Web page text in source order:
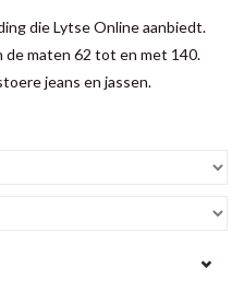
die Lytse Online aanbiedt.
de maten 62 tot en met 140.
jeans en jassen.